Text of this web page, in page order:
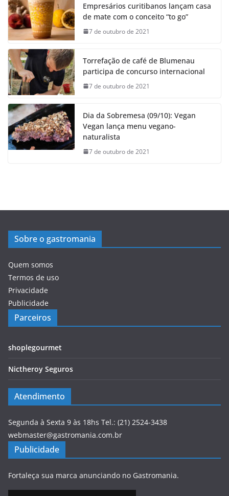
Empresários curitibanos lançam casa
de mate com o conceito “to go”
7 de outubro de 2021
Torrefação de café de Blumenau
participa de concurso internacional
7 de outubro de 2021
Dia da Sobremesa (09/10): Vegan
Vegan lança menu vegano-
naturalista
7 de outubro de 2021
Sobre o gastromania
Quem somos
Termos de uso
Privacidade
Publicidade
Parceiros
shoplegourmet
Nictheroy Seguros
Atendimento
Segunda à Sexta 9 às 18hs Tel.: (21) 2524-3438
webmaster@gastromania.com.br
Publicidade
Fortaleça sua marca anunciando no Gastromania.